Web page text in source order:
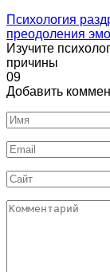
Психология
преодоления
Изучите
причины
09
Добавить
Имя
Email
Сайт
Комментарий